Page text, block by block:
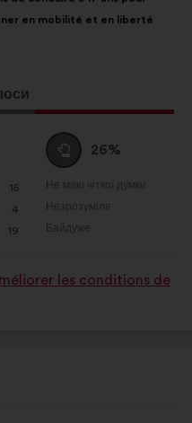
en mobilité et en liberté
15
4
19
Утримуюся
:
26%
Не маю чіткої думки
:разів
Незрозуміле
:разів
Байдуже
:разів
les conditions de
наших
файли cookie,
оптимізувати